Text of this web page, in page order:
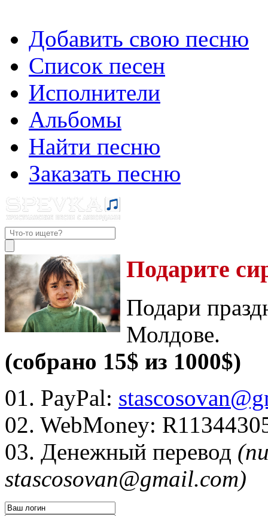
Добавить свою песню
Список песен
Исполнители
Альбомы
Найти песню
Заказать песню
Подарите
Подари
Молдове.
(собрано 15$ из 1000$)
01. PayPal:
02. WebMoney:
03. Денежный перевод
stascosovan@gmail.com)